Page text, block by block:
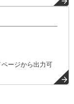
ージから出力可